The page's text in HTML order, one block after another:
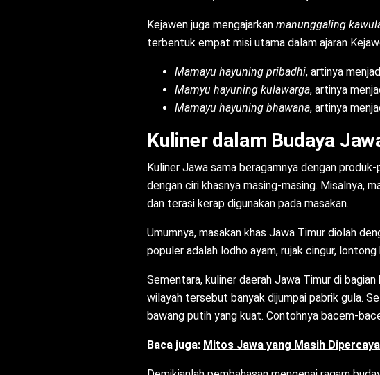
Kejawen juga mengajarkan manunggaling
terbentuk empat misi utama dalam ajaran
Mamayu hayuning pribadhi, artinya
Mamyu hayuning kulawarga, artinya
Mamayu hayuning bhawana, artinya
Kuliner dalam Budaya
Kuliner Jawa sama beragamnya dengan
dengan ciri khasnya masing-masing. Misalnya,
dan terasi kerap digunakan pada masakan.
Umumnya, masakan khas Jawa Timur diolah
populer adalah lodho ayam, rujak cingur,
Sementara, kuliner daerah Jawa Timur di
wilayah tersebut banyak dijumpai pabrik gula.
bawang putih yang kuat. Contohnya bacem-
Baca juga: Mitos Jawa yang Masih